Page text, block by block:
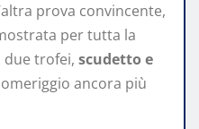
prova convincente,
per tutta la
due trofei, scudetto e
ancora più